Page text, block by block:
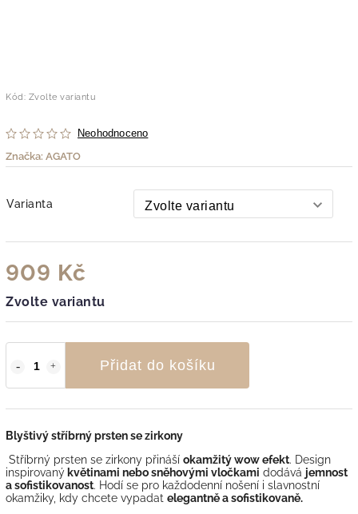
Kód: Zvolte variantu
Neohodnoceno
Značka: AGATO
Varianta
909 Kč
Zvolte variantu
Přidat do košíku
Blyštivý stříbrný prsten se zirkony
Stříbrný prsten se zirkony přináší okamžitý wow efekt. Design
inspirovanýkvětinami nebo sněhovými vločkami dodává jemnost
a sofistikovanost. Hodí se pro každodenní nošení i slavnostní
okamžiky, kdy chcete vypadat elegantně a sofistikovaně.